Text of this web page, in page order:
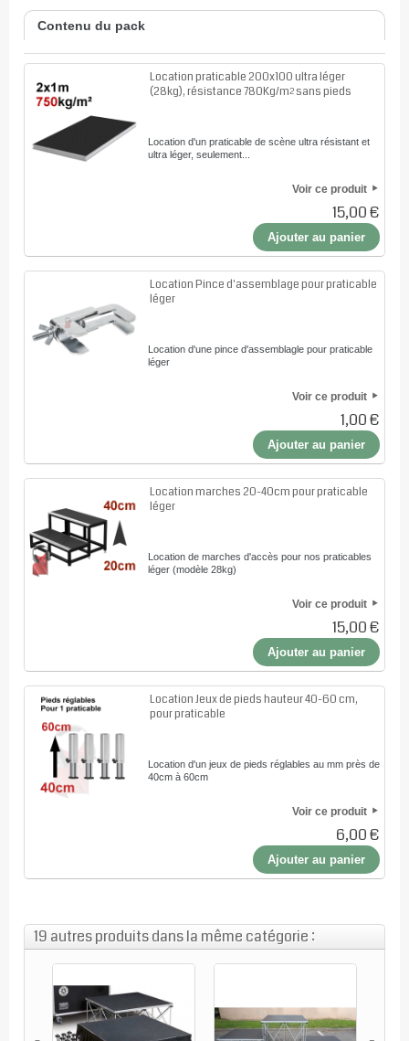
Contenu du pack
Location praticable 200x100 ultra léger
(28kg), résistance 780Kg/m² sans pieds
Location d'un praticable de scène ultra résistant et
ultra léger, seulement...
Voir ce produit
15,00 €
Ajouter au panier
Location Pince d'assemblage pour praticable
léger
Location d'une pince d'assemblagle pour praticable
léger
Voir ce produit
1,00 €
Ajouter au panier
Location marches 20-40cm pour praticable
léger
Location de marches d'accès pour nos praticables
léger (modèle 28kg)
Voir ce produit
15,00 €
Ajouter au panier
Location Jeux de pieds hauteur 40-60 cm,
pour praticable
Location d'un jeux de pieds réglables au mm près de
40cm à 60cm
Voir ce produit
6,00 €
Ajouter au panier
19 autres produits dans la même catégorie :